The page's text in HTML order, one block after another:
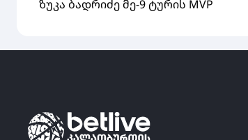
ზუკა ბადრიძე მე-9 ტურის MVP